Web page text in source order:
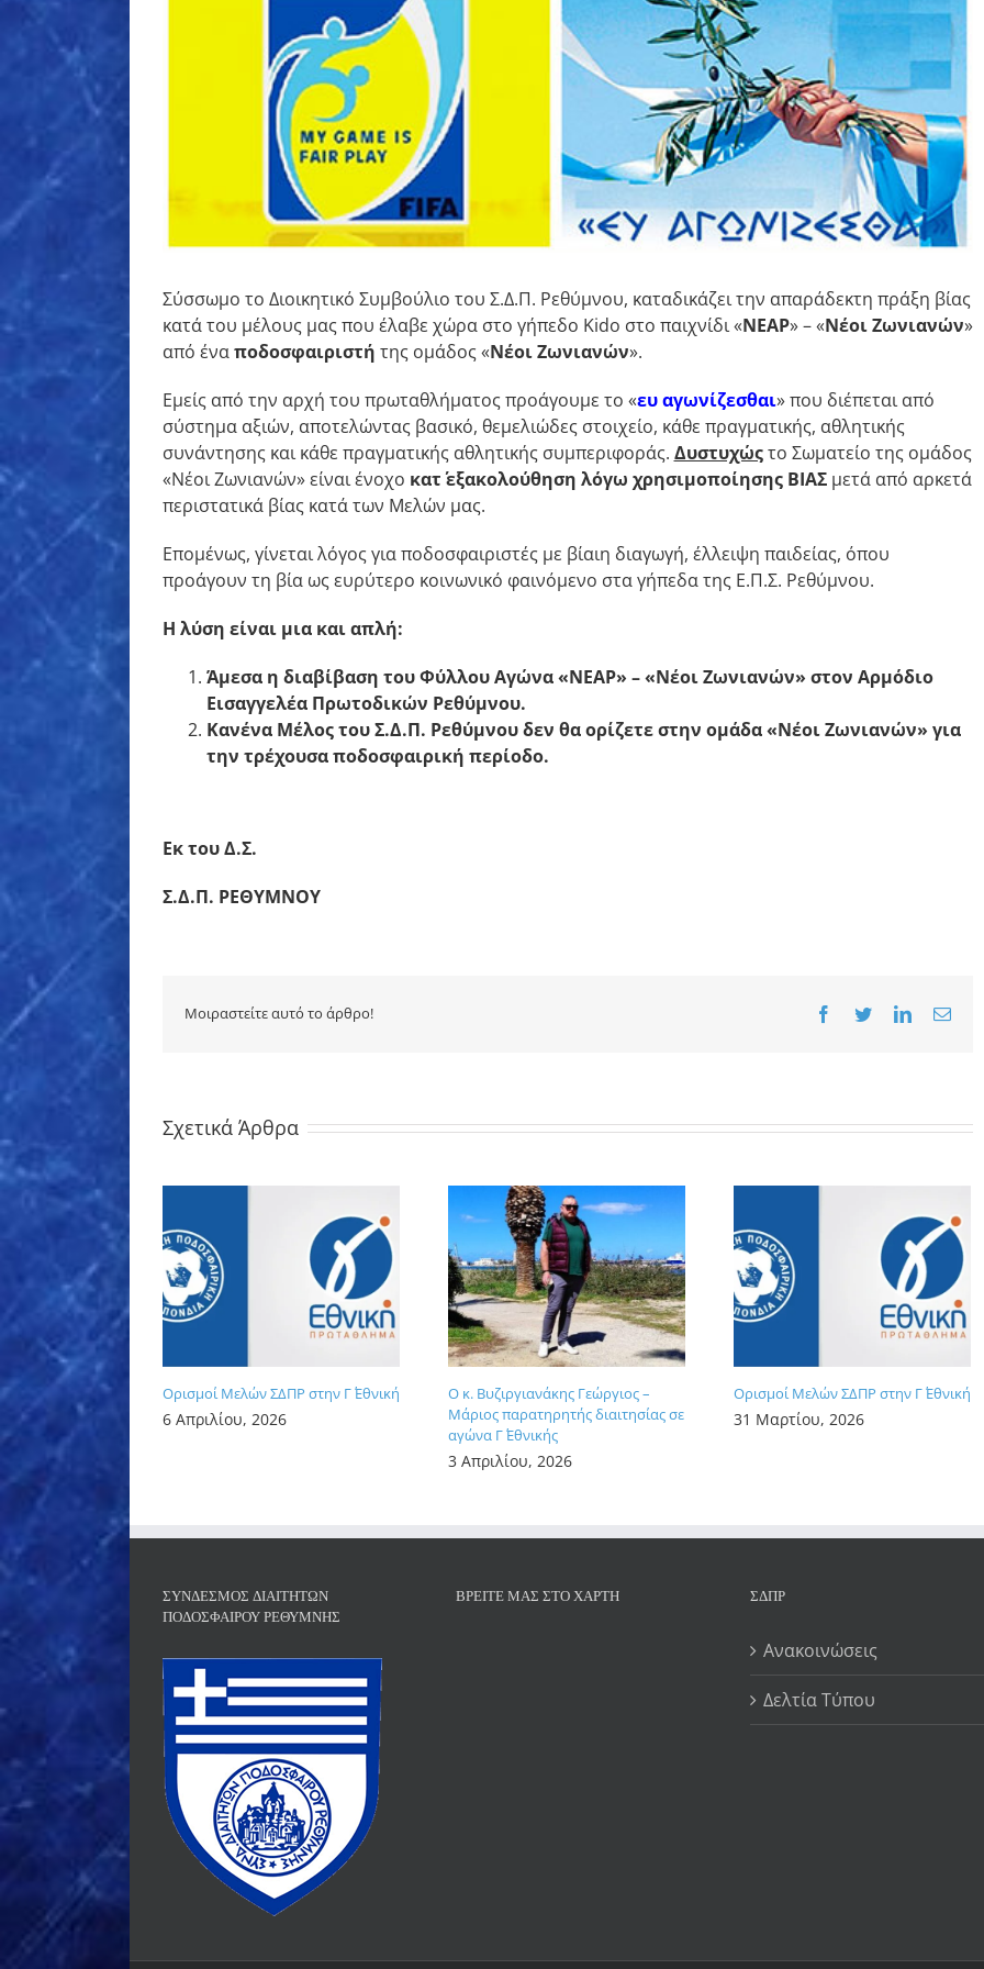
Σύσσωμο το Διοικητικό Συμβούλιο του Σ.Δ.Π. Ρεθύμνου, καταδικάζει την απαράδεκτη πράξη βίας
κατά του μέλους μας που έλαβε χώρα στο γήπεδο Kido στο παιχνίδι «ΝΕΑΡ» – «Νέοι Ζωνιανών»
από έναποδοσφαιριστή της ομάδος «Νέοι Ζωνιανών».
Εμείς από την αρχή του πρωταθλήματος προάγουμε το «ευ αγωνίζεσθαι» που διέπεται από
σύστημα αξιών, αποτελώντας βασικό, θεμελιώδες στοιχείο, κάθε πραγματικής, αθλητικής
συνάντησης και κάθε πραγματικής αθλητικής συμπεριφοράς. Δυστυχώςτο Σωματείο της ομάδος
«Νέοι Ζωνιανών» είναι ένοχο κατ΄ εξακολούθηση λόγω χρησιμοποίησης ΒΙΑΣμετά από αρκετά
περιστατικά βίας κατά των Μελών μας.
Επομένως, γίνεται λόγος για ποδοσφαιριστές με βίαιη διαγωγή, έλλειψη παιδείας, όπου
προάγουν τη βία ως ευρύτερο κοινωνικό φαινόμενο στα γήπεδα της Ε.Π.Σ. Ρεθύμνου.
Η λύση είναι μια και απλή:
Άμεσα η διαβίβαση του Φύλλου Αγώνα «ΝΕΑΡ» – «Νέοι Ζωνιανών» στον Αρμόδιο
Εισαγγελέα Πρωτοδικών Ρεθύμνου.
Κανένα Μέλος του Σ.Δ.Π. Ρεθύμνου δεν θα ορίζετε στην ομάδα «Νέοι Ζωνιανών» για
την τρέχουσα ποδοσφαιρική περίοδο.
Εκ του Δ.Σ.
Σ.Δ.Π. ΡΕΘΥΜΝΟΥ
Μοιραστείτε αυτό το άρθρο! Facebook
TwitterLinkedIn
Σχετικά Άρθρα
Ορισμοί Μελών ΣΔΠΡ στην Γ΄ Εθνική
6 Απριλίου, 2026
Ο κ. Βυζιργιανάκης Γεώργιος –
Μάριος παρατηρητής διαιτησίας σε
αγώνα Γ΄ Εθνικής
3 Απριλίου, 2026
Ορισμοί Μελών ΣΔΠΡ στην Γ΄ Εθνική
31 Μαρτίου, 2026
ΣΎΝΔΕΣΜΟΣ ΔΙΑΙΤΗΤΏΝ
ΠΟΔΟΣΦΑΊΡΟΥ ΡΕΘΎΜΝΗΣ
ΒΡΕΊΤΕ ΜΑΣ ΣΤΟ ΧΆΡΤΗ ΣΔΠΡ
Ανακοινώσεις
Δελτία Τύπου